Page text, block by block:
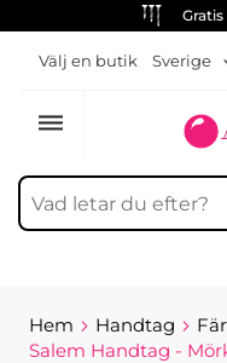
Välj en butik Sverige
dehaze
Hem Handtag
Salem Handtag -